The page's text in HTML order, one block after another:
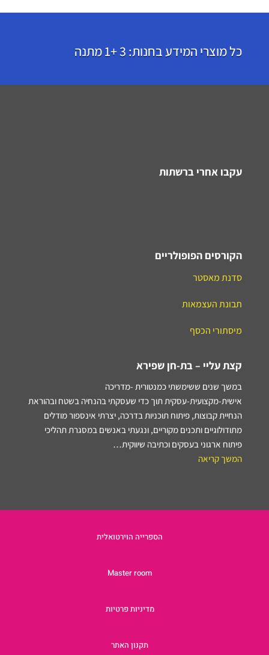
כל מוצרי המידע בחנות: 3 +1 מתנה
עקבו אחרי ברשתות
הקורסים הפופולריים
סדנת מאסטר
תבונת העצמאות
מיסתורי הכסף
קצת עליי – בת-חן שפירא
במשך שנים ששימשתי כמנטורית -מדריכה
אישית-מקצועית-עסקית תוך כדי שעסקתי בהנחיה בשטח ובהוראת
הנחיית קבוצות, פיתוח תוכניות בדרכה, יצרתי אינספור מודלים
מתודולוגיים ותכנים מקוריים, ונגעתי באנשים במסגרת תהליכי
פיתוח ארגוני בעסקים וכתיבה שיווקית…
המשך קריאה
הספרייה הוירטואלית
Master room
מדיניות פרטיות
תקנון האתר